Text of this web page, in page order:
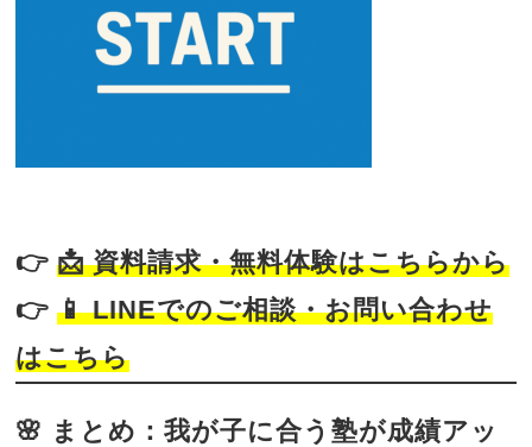
👉📩資料請求・無料体験はこちらから
👉📱LINEでのご相談・お問い合わせ
はこちら
🌸 まとめ：我が子に合う塾が成績アッ